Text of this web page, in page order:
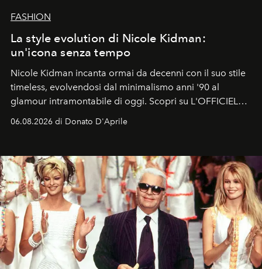
FASHION
La style evolution di Nicole Kidman:
un'icona senza tempo
Nicole Kidman incanta ormai da decenni con il suo stile
timeless, evolvendosi dal minimalismo anni '90 al
glamour intramontabile di oggi. Scopri su L'OFFICIEL
06.08.2026 di Donato D'Aprile